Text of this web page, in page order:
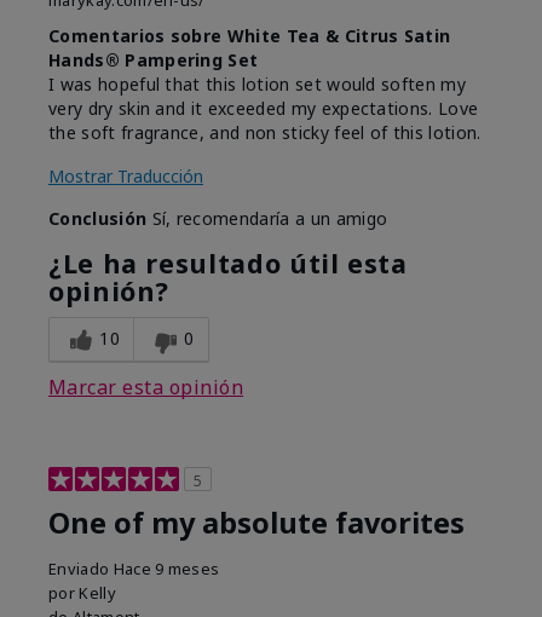
Comentarios sobre White Tea & Citrus Satin
Hands® Pampering Set
I was hopeful that this lotion set would soften my
very dry skin and it exceeded my expectations. Love
the soft fragrance, and non sticky feel of this lotion.
Mostrar Traducción
Conclusión Sí, recomendaría a un amigo
¿Le ha resultado útil esta
opinión?
10 0
Marcar esta opinión
5
One of my absolute favorites
Enviado Hace 9 meses
por Kelly